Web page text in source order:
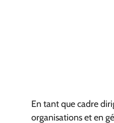
En tant que cadre
organisations et en